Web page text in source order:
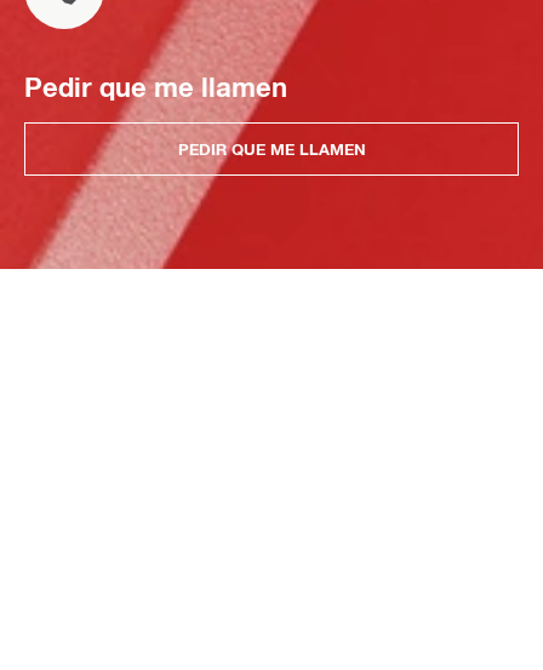
Pedir que me llamen
PEDIR QUE ME LLAMEN